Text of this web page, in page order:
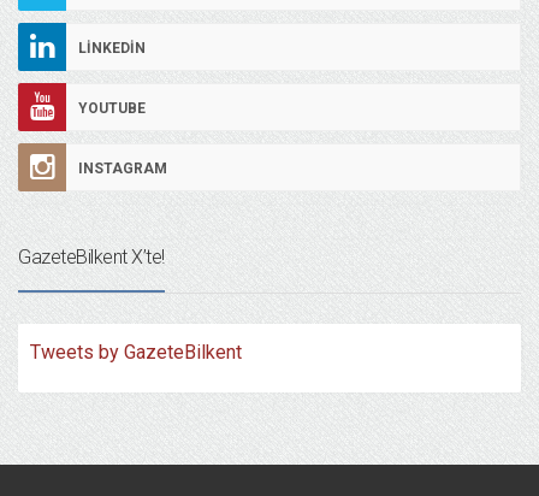
LINKEDIN
YOUTUBE
INSTAGRAM
GazeteBilkent X’te!
Tweets by GazeteBilkent